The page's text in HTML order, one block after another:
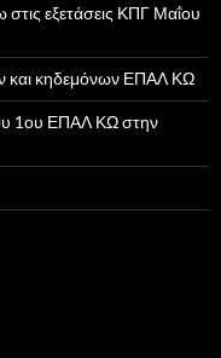
εξετάσεις ΚΠΓ Μαΐου
και κηδεμόνων ΕΠΑΛ ΚΩ
1ου ΕΠΑΛ ΚΩ στην